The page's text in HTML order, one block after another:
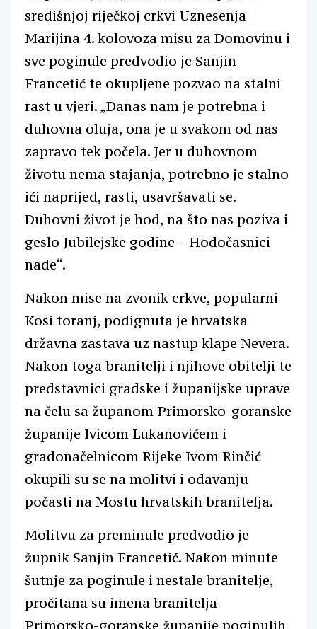
središnjoj riječkoj crkvi Uznesenja
Marijina 4. kolovoza misu za Domovinu i
sve poginule predvodio je Sanjin
Francetić te okupljene pozvao na stalni
rast u vjeri. „Danas nam je potrebna i
duhovna oluja, ona je u svakom od nas
zapravo tek počela. Jer u duhovnom
životu nema stajanja, potrebno je stalno
ići naprijed, rasti, usavršavati se.
Duhovni život je hod, na što nas poziva i
geslo Jubilejske godine – Hodočasnici
nade“.
Nakon mise na zvonik crkve, popularni
Kosi toranj, podignuta je hrvatska
državna zastava uz nastup klape Nevera.
Nakon toga branitelji i njihove obitelji te
predstavnici gradske i županijske uprave
na čelu sa županom Primorsko-goranske
županije Ivicom Lukanovićem i
gradonačelnicom Rijeke Ivom Rinčić
okupili su se na molitvi i odavanju
počasti na Mostu hrvatskih branitelja.
Molitvu za preminule predvodio je
župnik Sanjin Francetić. Nakon minute
šutnje za poginule i nestale branitelje,
pročitana su imena branitelja
Primorsko-goranske županije poginulih